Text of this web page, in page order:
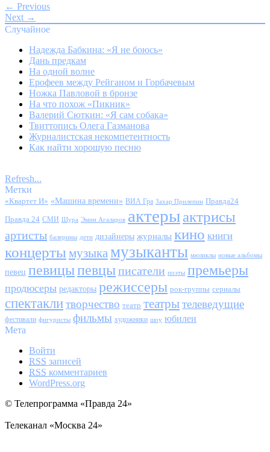
← Previous
Next →
Случайное
Надежда Бабкина: «Я не боюсь»
Дань предкам
На одной волне
Ерофеев между Рейганом и Горбачевым
Ножка Павловой в бронзе
На что похож «Пикник»
Валерий Сюткин: «Я сам собака»
Твиттопись Олега Газманова
Журналистская некомпетентность
Как найти хорошую песню
Refresh...
Метки
«Квартет И» «Машина времени» ВИА Гра Захар Прилепин Правда24
Правда 24 СМИ Шура Эмин Агаларов актерыактрисы
артисты балерины дети дизайнеры журналы кино книги
концерты музыка музыканты мюзиклы новые альбомы
певец певицыпевцыписатели поэты премьеры
продюсеры редакторы режиссеры рок-группы сериалы
спектаклитворчество театр театрытелеведущие
фестивали фигуристы фильмы художники шоу юбилеи
Мета
Войти
RSS записей
RSS комментариев
WordPress.org
© Телепрограмма «Правда 24»
Телеканал «Москва 24»